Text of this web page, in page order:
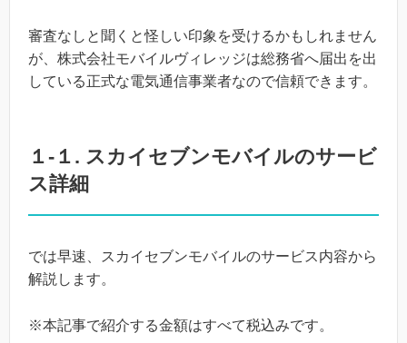
審査なしと聞くと怪しい印象を受けるかもしれません
が、株式会社モバイルヴィレッジは総務省へ届出を出
している正式な電気通信事業者なので信頼できます。
１-１. スカイセブンモバイルのサービ
ス詳細
では早速、スカイセブンモバイルのサービス内容から
解説します。
※本記事で紹介する金額はすべて税込みです。